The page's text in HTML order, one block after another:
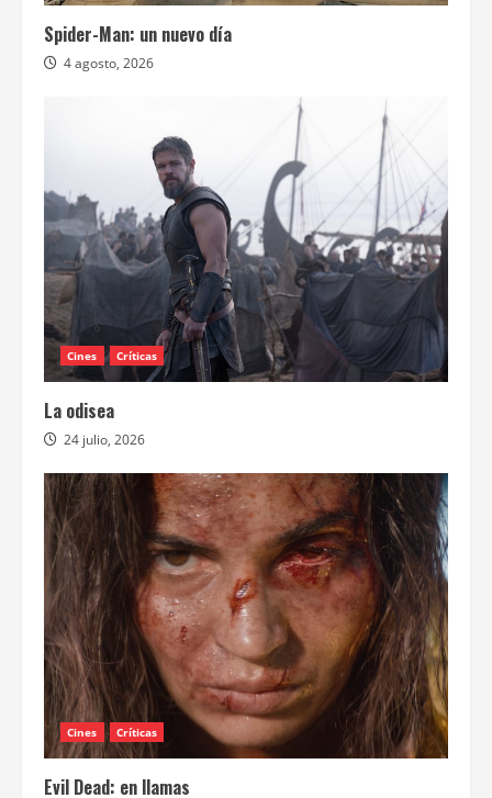
Spider-Man: un nuevo día
4 agosto, 2026
Cines Críticas
La odisea
24 julio, 2026
Cines Críticas
Evil Dead: en llamas